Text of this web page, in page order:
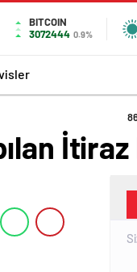
BITCOIN
3072444 0.9%